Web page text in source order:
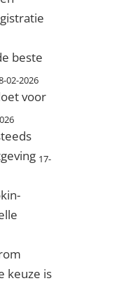
beste
02-2026
voor
17-
keuze is